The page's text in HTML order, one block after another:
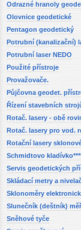
Odrazné hranoly
Olovnice geodetické
Pentagon geodetický
Potrubní (kanalizační)
Potrubní laser NEDO
Použité přístroje
Provažovače.
Půjčovna geodet.
Řízení stavebních
Rotač. lasery - obě
Rotač. lasery pro vod.
Rotační lasery
Schmidtovo
Servis geodetických
Skládací metry a
Sklonoměry
Slunečník (deštník)
Sněhové tyče